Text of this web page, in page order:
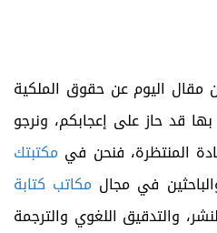
مقال اليوم عن حقوق الملكية
قد حاز على إعجابكم، ونرجو
المنتظرة، فنحن في مكتبتك
في مجال مكاتب كتابة
والتدقيق اللغوي والترجمة